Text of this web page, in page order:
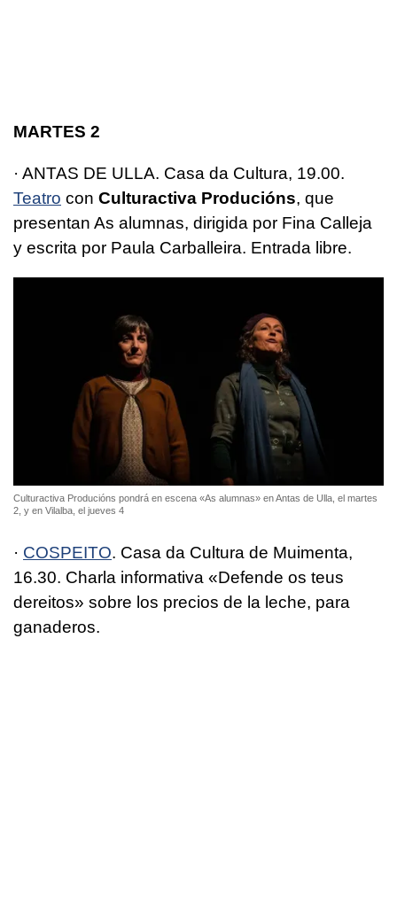
MARTES 2
· ANTAS DE ULLA. Casa da Cultura, 19.00.
Teatro con Culturactiva Producións, que
presentan As alumnas, dirigida por Fina Calleja
y escrita por Paula Carballeira. Entrada libre.
Culturactiva Producións pondrá en escena «As alumnas» en Antas de Ulla, el martes
2, y en Vilalba, el jueves 4
· COSPEITO. Casa da Cultura de Muimenta,
16.30. Charla informativa «Defende os teus
dereitos» sobre los precios de la leche, para
ganaderos.